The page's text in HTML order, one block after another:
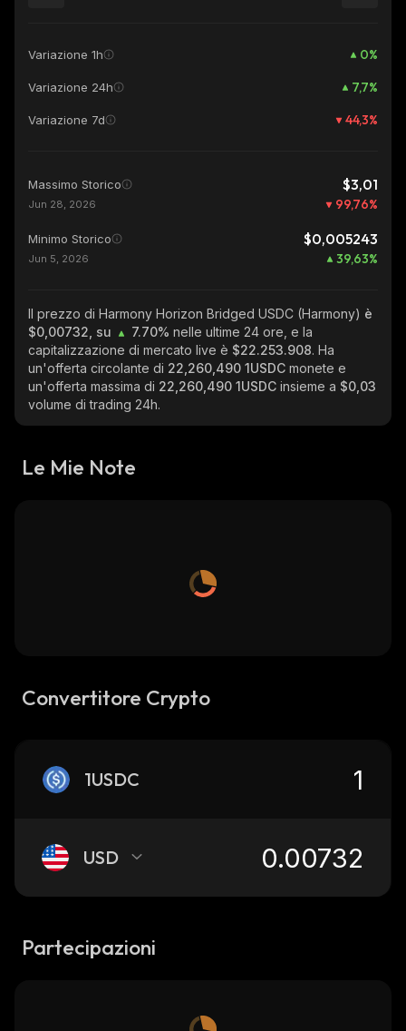
Variazione 1h 0%
Variazione 24h 7,7%
Variazione 7d 44,3%
Massimo Storico $3,01
Jun 28, 2026 99,76%
Minimo Storico $0,005243
Jun 5, 2026 39,63%
Il prezzo di Harmony Horizon Bridged USDC (Harmony) è
$0,00732, su
7.70% nelle ultime 24 ore, e la
capitalizzazione di mercato live è $22.253.908. Ha
un'offerta circolante di 22,260,490 1USDC monete e
un'offerta massima di 22,260,490 1USDC insieme a $0,03
volume di trading 24h.
Le Mie Note
Convertitore Crypto
1USDC
USD
Partecipazioni